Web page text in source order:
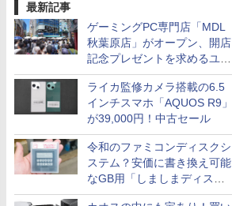
最新記事
ゲーミングPC専門店「MDL
秋葉原店」がオープン、開店
記念プレゼントを求めるユー
ザーが押し寄せ長蛇の列に
ライカ監修カメラ搭載の6.5
インチスマホ「AQUOS R9」
が39,000円！中古セール
令和のファミコンディスクシ
ステム？安価に書き換え可能
なGB用「しましまディスク
システム」